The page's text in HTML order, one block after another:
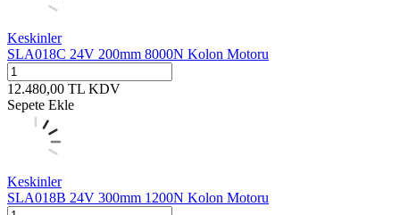
Keskinler
SLA018C 24V 200mm 8000N Kolon Motoru
12.480,00 TL KDV
Sepete Ekle
Keskinler
SLA018B 24V 300mm 1200N Kolon Motoru